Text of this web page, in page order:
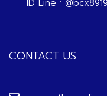
ID Line :
CONTACT US